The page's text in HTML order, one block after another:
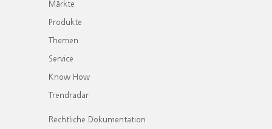
Märkte
Produkte
Themen
Service
Know How
Trendradar
Rechtliche Dokumentation